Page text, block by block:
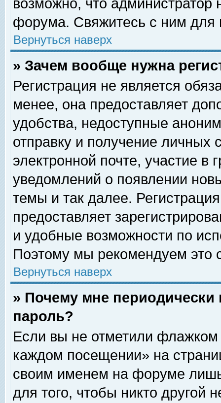
возможно, что
форума. Свяжитесь с ним для
Вернуться наверх
» Зачем вообще нужна
Регистрация не является
менее, она предоставляет
удобства, недоступные
отправку и получение личных
электронной почте, участие в
уведомлений о появлении
темы и так далее.
предоставляет
и удобные возможности по
Поэтому мы рекомендуем это
Вернуться наверх
» Почему мне
пароль?
Если вы не отметили флажком
каждом посещении» на
своим именем на форуме
для того, чтобы никто другой